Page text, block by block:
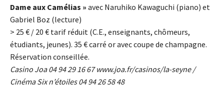
Dame aux Camélias » avec Naruhiko Kawaguchi (piano) et
Gabriel Boz (lecture)
> 25 € / 20 € tarif réduit (C.E., enseignants, chômeurs,
étudiants, jeunes). 35 €carré or avec coupe de champagne.
Réservation conseillée.
Casino Joa 04 94 29 16 67www.joa.fr/casinos/la-seyne/
Cinéma Six n’étoiles 04 94 26 58 48